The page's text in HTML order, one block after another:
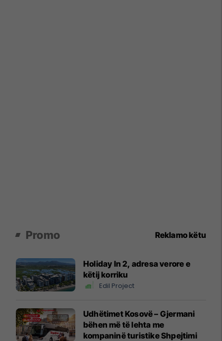
Promo Reklamo këtu
Holiday In 2, adresa verore e
këtij korriku
Edil Project
Udhëtimet Kosovë – Gjermani
bëhen më të lehta me
kompaninë turistike Shpejtimi